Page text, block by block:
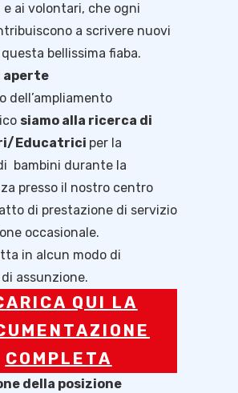
e ai volontari, che ogni
a scrivere nuovi
bellissima fiaba.
aperte
dell’ampliamento
siamo alla ricerca di
Educatrici per la
bambini durante la
presso il nostro centro
di prestazione di servizio
occasionale.
in alcun modo di
assunzione.
QUI LA
COMPLETA
della posizione